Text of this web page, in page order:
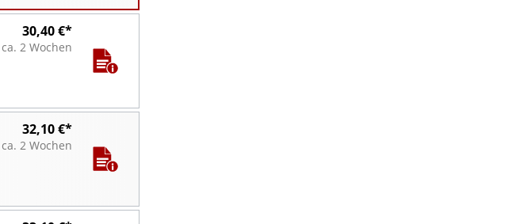
30,40 €*
ca. 2 Wochen
32,10 €*
ca. 2 Wochen